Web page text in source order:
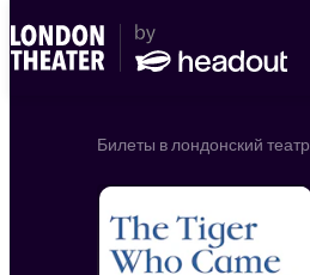
Билеты в лондонский театр